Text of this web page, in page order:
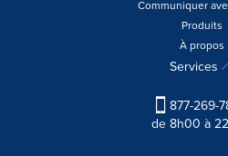
Communiquer
Produits
À propos
Services
877-269-
de 8h00 à